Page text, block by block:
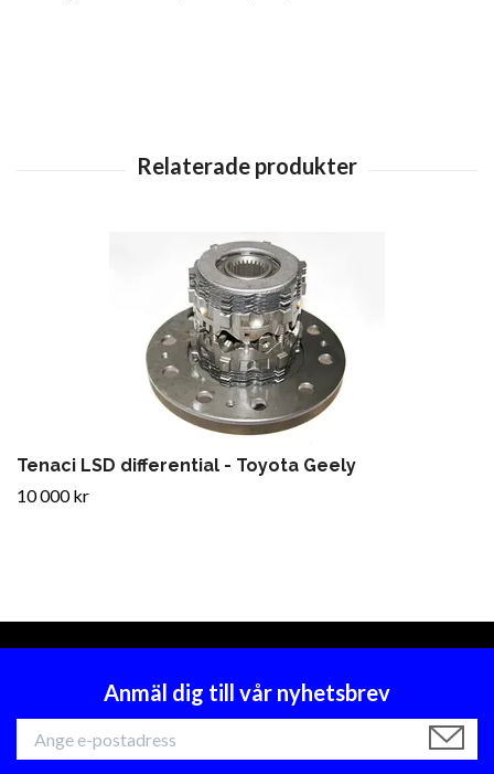
Tenaci LSD differential - Toyota Geely
10 000 kr
Anmäl dig till vår nyhetsbrev